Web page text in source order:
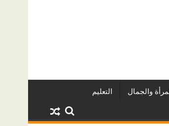
والجمال التعليم